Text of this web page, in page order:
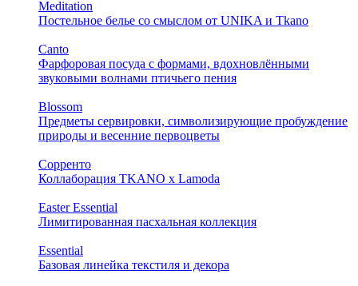
Meditation
Постельное белье со смыслом от UNIKA и Tkano
Canto
Фарфоровая посуда с формами, вдохновлёнными
звуковыми волнами птичьего пения
Blossom
Предметы сервировки, символизирующие пробуждение
природы и весенние первоцветы
Сорренто
Коллаборация TKANO х Lamoda
Easter Essential
Лимитированная пасхальная коллекция
Essential
Базовая линейка текстиля и декора